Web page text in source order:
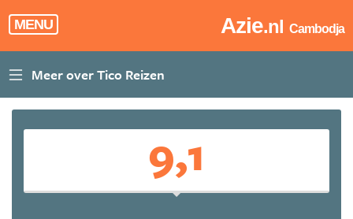
MENU Azie.nl Cambodja
9,1